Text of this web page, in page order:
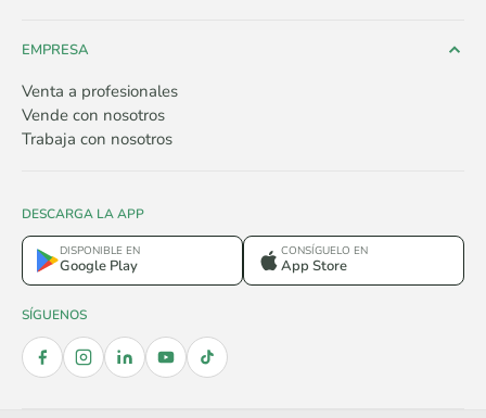
EMPRESA
Venta a profesionales
Vende con nosotros
Trabaja con nosotros
DESCARGA LA APP
DISPONIBLE EN
Google Play
CONSÍGUELO EN
App Store
SÍGUENOS